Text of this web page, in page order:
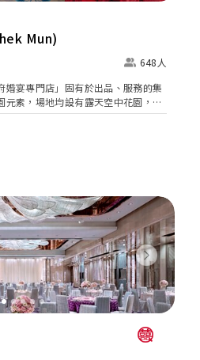
Mun)
648人
婚宴專門店」固有於出品、服務的集
元素，場地均設有露天空中花園，包
，讓新人盡享戶外室內的不同婚嫁體
水晶燈飾，氣派非凡，更設450吋
碼環迴立體音響。
Next